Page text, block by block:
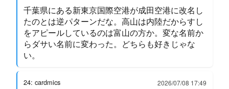
千葉県にある新東京国際空港が成田空港に改名し
たのとは逆パターンだな。高山は内陸だからすし
をアピールしているのは富山の方か。変な名前か
らダサい名前に変わった。どちらも好きじゃな
い。
24: cardmics 2026/07/08 17:49